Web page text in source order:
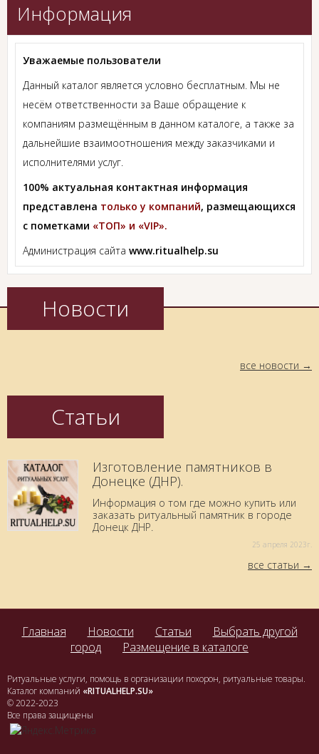
Информация
Уважаемые пользователи
Данный каталог является условно бесплатным. Мы не
несём ответственности за Ваше обращение к
компаниям размещённым в данном каталоге, а также за
дальнейшие взаимоотношения между заказчиками и
исполнителями услуг.
100% актуальная контактная информация
представлена только у компаний, размещающихся
с пометками «ТОП» и «VIP».
Администрация сайта www.ritualhelp.su
Новости
все новости
Статьи
Изготовление памятников в
Донецке (ДНР).
Информация о том где можно купить или
заказать ритуальный памятник в городе
Донецк ДНР.
25 aпреля 2023г.
все статьи
Главная Новости Статьи
Выбрать другой
город
Размещение в каталоге
Ритуальные услуги, помощь в организации похорон, ритуальные товары.
Каталог компаний «RITUALHELP.SU»
© 2022-2023
Все права защищены